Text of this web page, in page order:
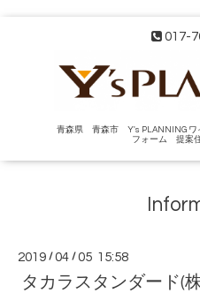
017-
青森県 青森市 Y's PLANNING
フォーム 提案
2019 /04 /05 15:58
タカラスタンダード(